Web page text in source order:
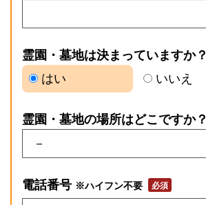
霊園・墓地は決まっていますか？
はい
いいえ
霊園・墓地の場所はどこですか？
電話番号 ※ハイフン不要